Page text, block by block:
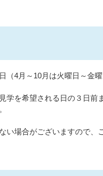
4月～10月は火曜日～金
学を希望される日の３日
場合がございますので、